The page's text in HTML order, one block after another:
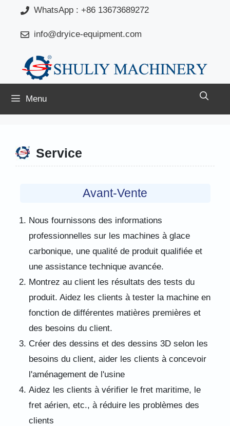
contenu
WhatsApp : +86 13673689272
info@dryice-equipment.com
Menu
Service
Avant-Vente
Nous fournissons des informations
professionnelles sur les machines à glace
carbonique, une qualité de produit qualifiée et
une assistance technique avancée.
Montrez au client les résultats des tests du
produit. Aidez les clients à tester la machine en
fonction de différentes matières premières et
des besoins du client.
Créer des dessins et des dessins 3D selon les
besoins du client, aider les clients à concevoir
l'aménagement de l'usine
Aidez les clients à vérifier le fret maritime, le
fret aérien, etc., à réduire les problèmes des
clients